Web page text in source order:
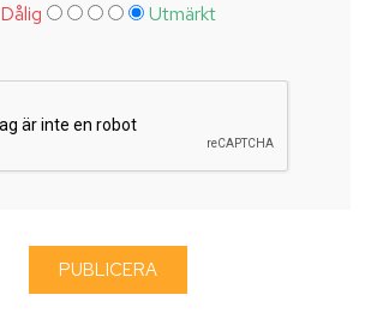
Dålig Utmärkt